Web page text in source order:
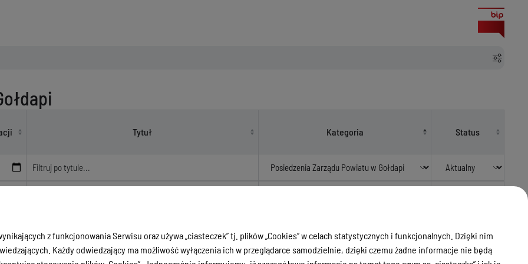
Tytuł Kategoria Status
Wyświetlone1-2z2rekordów.
z funkcjonowania Serwisu oraz używa „ciasteczek” tj. plików „Cookies” w celach statystycznych i funkcjonalnych. Dzięki nim
Każdy odwiedzający ma możliwość wyłączenia ich w przeglądarce samodzielnie, dzięki czemu żadne informacje nie będą